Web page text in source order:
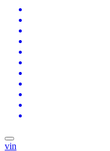
vin